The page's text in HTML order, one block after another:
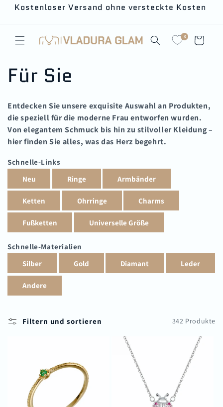
Direkt
zum
Kostenloser Versand ohne versteckte Kosten
0
Warenkorb
K
a
t
e
g
o
r
i
e
:
Für Sie
Entdecken Sie unsere exquisite Auswahl an Produkten,
die speziell für die moderne Frau entworfen wurden.
Von elegantem Schmuck bis hin zu stilvoller Kleidung –
hier finden Sie alles, was das Herz begehrt.
Schnelle-Links
Schnelle-Materialien
Filtern und sortieren 342 Produkte